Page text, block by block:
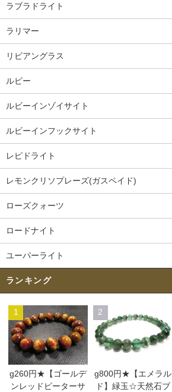
ラブラドライト
ラリマー
リビアングラス
ルビー
ルビーインゾイサイト
ルビーインフックサイト
レピドライト
レモンクリソプレーズ(ガスペイド)
ローズクォーツ
ロードナイト
ユーパーライト
ランキング
1
g260円★【ゴールデ
ンレッドピーターサ
2
g800円★【エメラル
ド】緑玉☆天然石ブ